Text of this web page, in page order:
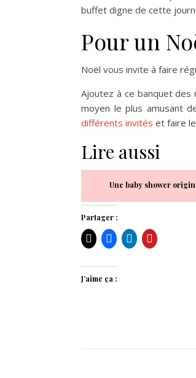
buffet digne de cette
Pour un
Noël vous invite à faire
Ajoutez à ce banquet
moyen le plus amusant
différents invités et faire
Lire aussi
Une baby shower
Partager :
J’aime ça :